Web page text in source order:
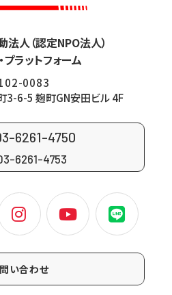
人（認定NPO法人）
プラットフォーム
0083
3-6-5 麹町GN安田ビル 4F
6261-4750
6261-4753
い合わせ